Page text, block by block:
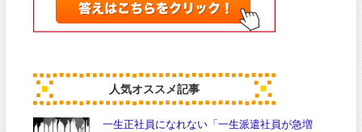
人気オススメ記事
一生正社員になれない「一生派遣社員が急増